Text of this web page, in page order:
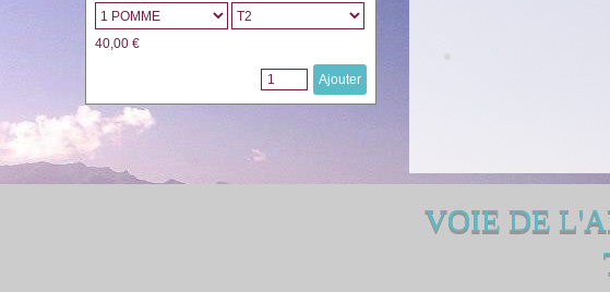
40,00 €
Ajouter
VOIE DE